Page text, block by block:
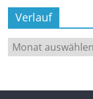
Verlauf